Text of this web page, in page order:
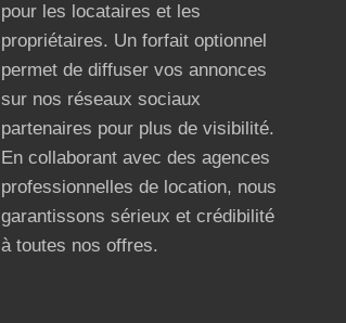
pour les locataires et les
propriétaires. Un forfait optionnel
permet de diffuser vos annonces
sur nos réseaux sociaux
partenaires pour plus de visibilité.
En collaborant avec des agences
professionnelles de location, nous
garantissons sérieux et crédibilité
à toutes nos offres.